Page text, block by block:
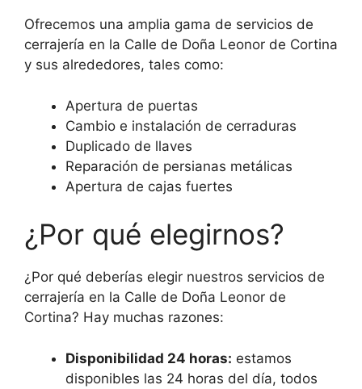
Ofrecemos una amplia gama de servicios de
cerrajería en la Calle de Doña Leonor de Cortina
y sus alrededores, tales como:
Apertura de puertas
Cambio e instalación de cerraduras
Duplicado de llaves
Reparación de persianas metálicas
Apertura de cajas fuertes
¿Por qué elegirnos?
¿Por qué deberías elegir nuestros servicios de
cerrajería en la Calle de Doña Leonor de
Cortina? Hay muchas razones:
Disponibilidad 24 horas: estamos
disponibles las 24 horas del día, todos